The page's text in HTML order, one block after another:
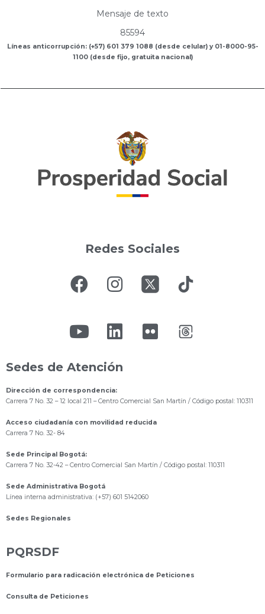
Mensaje de texto
85594
Líneas anticorrupción: (+57) 601 379 1088 (desde celular) y 01-8000-95-
1100 (desde fijo, gratuita nacional)
Redes Sociales
Sedes de Atención
Dirección de correspondencia:
Carrera 7 No. 32 – 12 local 211 – Centro Comercial San Martín / Código postal: 110311
Acceso ciudadanía con movilidad reducida
Carrera 7 No. 32- 84
Sede Principal Bogotá:
Carrera 7 No. 32-42 – Centro Comercial San Martín / Código postal: 110311
Sede Administrativa Bogotá
Línea interna administrativa: (+57) 601 5142060
Sedes Regionales
PQRSDF
Formulario para radicación electrónica de Peticiones
Consulta de Peticiones